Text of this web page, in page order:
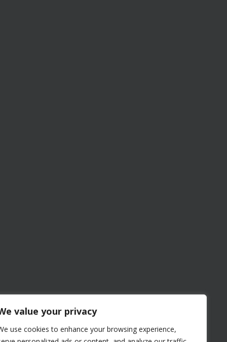
value your privacy
use cookies to enhance your browsing experience,